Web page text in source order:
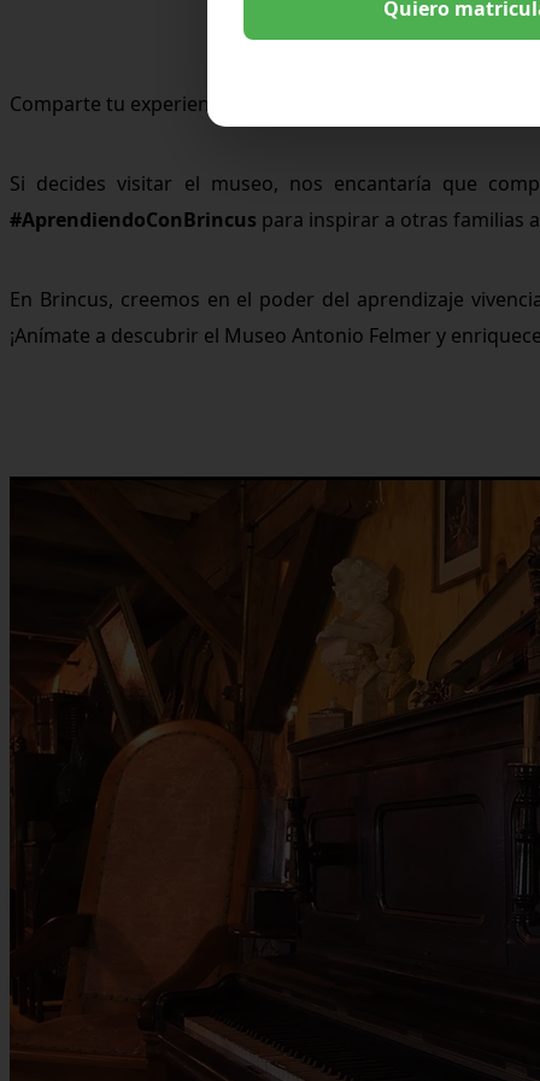
Comparte tu experiencia:
Si decides visitar el museo, nos encantaría que
#AprendiendoConBrincus para inspirar a otras familias
En Brincus, creemos en el poder del aprendizaje
¡Anímate a descubrir el Museo Antonio Felmer y
Quiero